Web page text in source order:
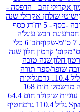
הדפסה -
אקרילי שנה
דג כסף
עוגל'ה
חב' 6 כלי
חלון שנה
טובה
תורה
גלילות
אוראו שוקולה מרשמלו תות 168
אוראו עוגיות שוקולד חום 64.4
חטיף